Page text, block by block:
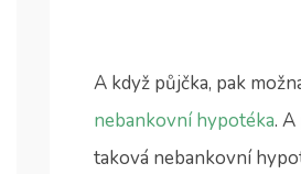
A když půjčka, pak
nebankovní hypotéka.
taková nebankovní